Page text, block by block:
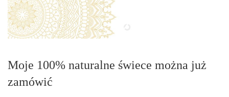
Moje 100% naturalne świece można już
zamówić